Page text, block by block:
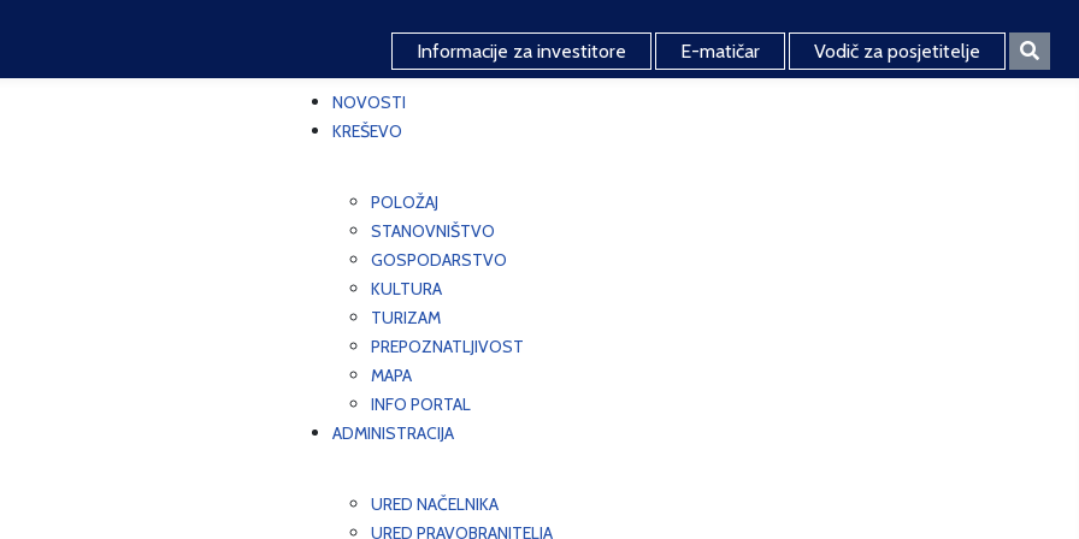
Informacije za investitore E-matičar Vodič za posjetitelje
NOVOSTI
KREŠEVO
POLOŽAJ
STANOVNIŠTVO
GOSPODARSTVO
KULTURA
TURIZAM
PREPOZNATLJIVOST
MAPA
INFO PORTAL
ADMINISTRACIJA
URED NAČELNIKA
URED PRAVOBRANITELJA